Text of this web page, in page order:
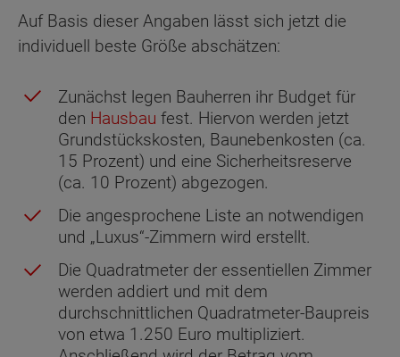
Auf Basis dieser Angaben lässt sich jetzt die
individuell beste Größe abschätzen:
Zunächst legen Bauherren ihr Budget für
den Hausbau fest. Hiervon werden jetzt
Grundstückskosten, Baunebenkosten (ca.
15 Prozent) und eine Sicherheitsreserve
(ca. 10 Prozent) abgezogen.
Die angesprochene Liste an notwendigen
und „Luxus“-Zimmern wird erstellt.
Die Quadratmeter der essentiellen Zimmer
werden addiert und mit dem
durchschnittlichen Quadratmeter-Baupreis
von etwa 1.250 Euro multipliziert.